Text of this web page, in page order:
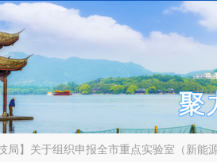
局】关于组织申报全市重点实验室（新能